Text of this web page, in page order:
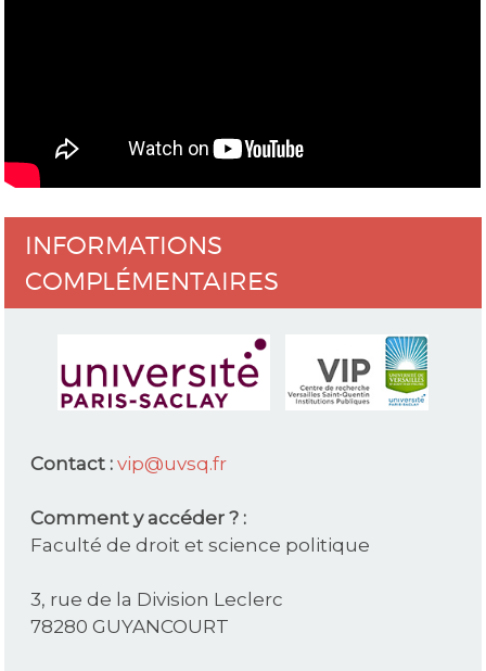
INFORMATIONS
COMPLÉMENTAIRES
Contact :vip@uvsq.fr
Comment y accéder ? :
Faculté de droit et science politique
3, rue de la Division Leclerc
78280 GUYANCOURT